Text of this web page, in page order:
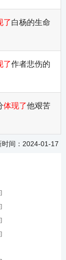
了白杨的生命
了作者悲伤的
体现了他艰苦
时间：2024-01-17